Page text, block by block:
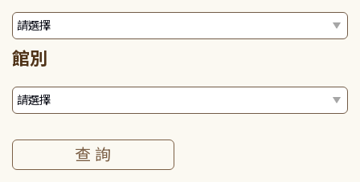
館別